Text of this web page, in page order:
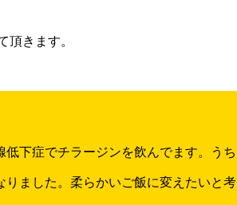
頂きます。
下症でチラージンを飲んでます。うち
ました。柔らかいご飯に変えたいと考